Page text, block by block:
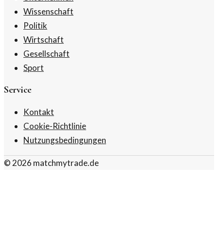
Wissenschaft
Politik
Wirtschaft
Gesellschaft
Sport
Service
Kontakt
Cookie-Richtlinie
Nutzungsbedingungen
© 2026 matchmytrade.de